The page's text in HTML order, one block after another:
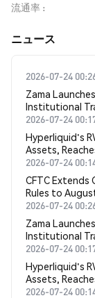
流通率
​​ニュース​​
2026-07-24
Zama
Institutional
2026-07-24
Hyperliquid's
Assets,
2026-07-24
CFTC Extends
Rules to
2026-07-24
Zama
Institutional
2026-07-24
Hyperliquid's
Assets,
2026-07-24